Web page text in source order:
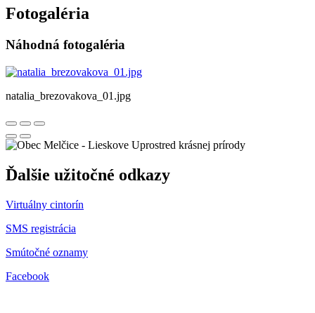
Fotogaléria
Náhodná fotogaléria
natalia_brezovakova_01.jpg
Uprostred krásnej prírody
Ďalšie užitočné odkazy
Virtuálny cintorín
SMS registrácia
Smútočné oznamy
Facebook